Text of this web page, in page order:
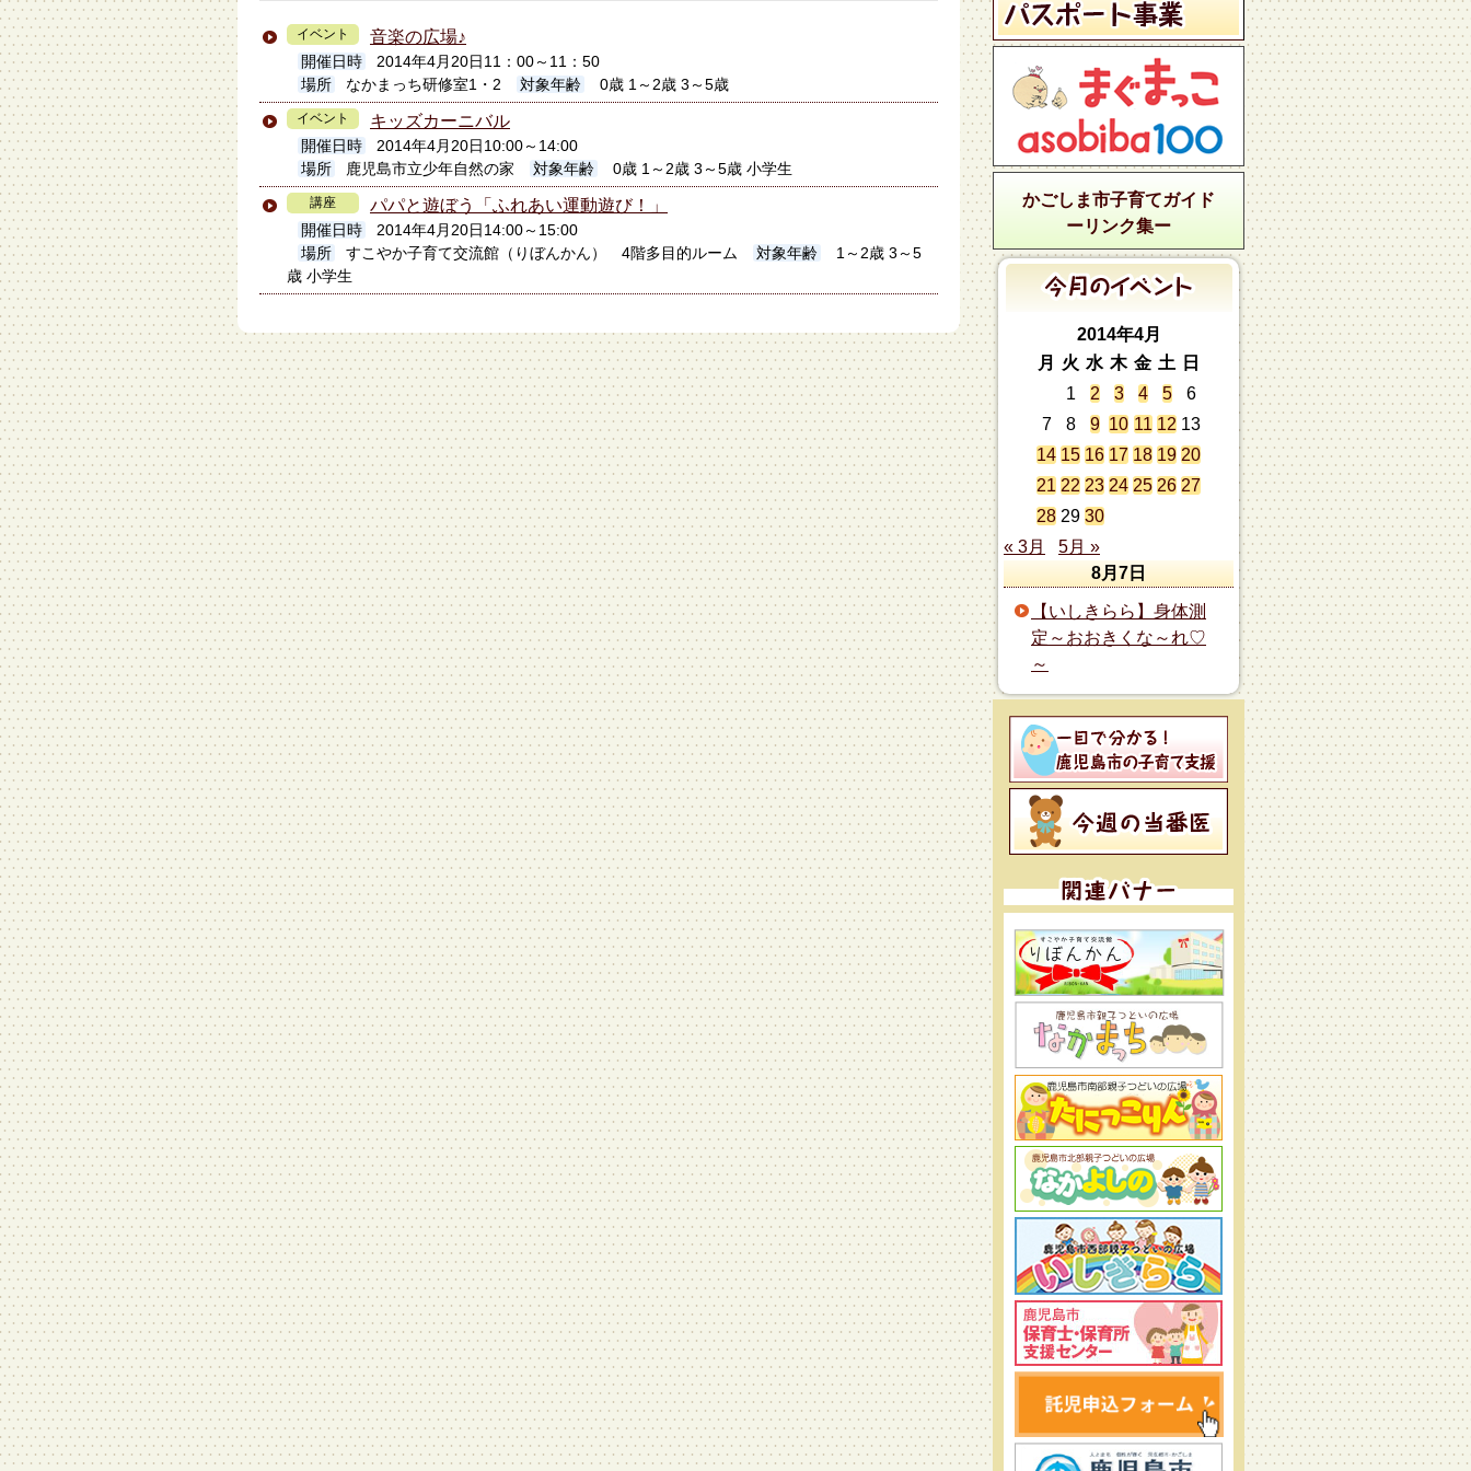
イベント 音楽の広場♪
開催日時
2014年4月20日11：00～11：50
場所
なかまっち研修室1・2 対象年齢 0歳 1～2歳 3～5歳
イベント キッズカーニバル
開催日時
2014年4月20日10:00～14:00
場所
鹿児島市立少年自然の家 対象年齢 0歳 1～2歳 3～5歳 小学生
講座 パパと遊ぼう「ふれあい運動遊び！」
開催日時
2014年4月20日14:00～15:00
場所
すこやか子育て交流館（りぼんかん） 4階多目的ルーム 対象年齢
1～2歳 3～5
歳 小学生
かごしま市子育てガイド
ーリンク集ー
2014年4月
月
火 水 木 金 土
日
1
2 3 4 5
6
7
8 9 10 11 12 13
14 15 16 17 18 19 20
21 22 23 24 25 26 27
28 29 30
« 3月
5月 »
8月7日
【いしきらら】身体測
定～おおきくな～れ♡
～